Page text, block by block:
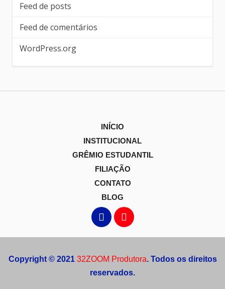
Feed de posts
Feed de comentários
WordPress.org
INÍCIO
INSTITUCIONAL
GRÊMIO ESTUDANTIL
FILIAÇÃO
CONTATO
BLOG
Copyright © 2021 32ZOOM Produtora. Todos os direitos
reservados.